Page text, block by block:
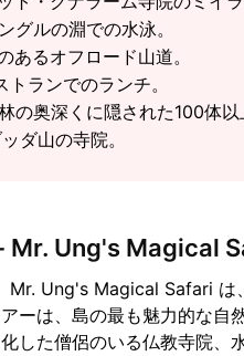
ルの淵での水泳。
るオフロード山道。
ランでのランチ。
奥深くに隠された100体以
ダ山の寺院。
Mr. Ung's Magical
Ung's Magical Safari は
ーは、島の最も魅力的な自
した僧侶のいる仏教寺院、